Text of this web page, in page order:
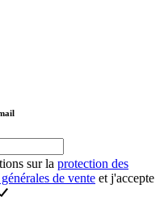
sur la protection des
de vente et j'accepte